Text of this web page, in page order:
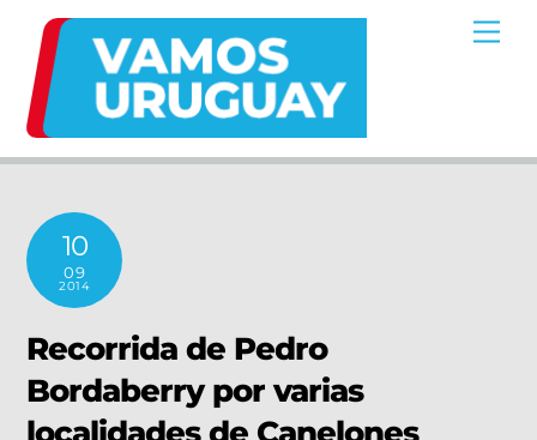
content
10
09
2014
Recorrida de Pedro
Bordaberry por varias